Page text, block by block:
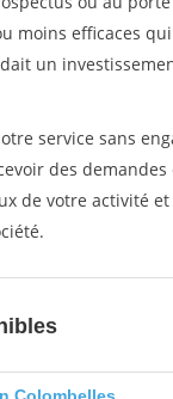
moins efficaces
un
service sans
des demandes
de votre activité